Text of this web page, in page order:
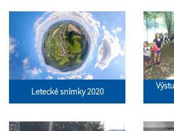
Letecké snímky 2020